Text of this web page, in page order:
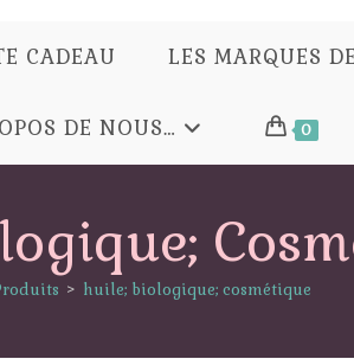
CADEAU LES MARQUES
DE NOUS… 0
> huile; biologique; cosmétique